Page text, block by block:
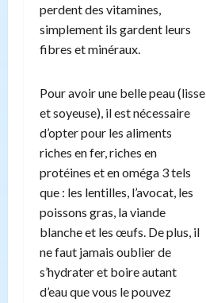
perdent des vitamines,
simplement ils gardent leurs
fibres et minéraux.
Pour avoir une belle peau (lisse
et soyeuse), il est nécessaire
d’opter pour les aliments
riches en fer, riches en
protéines et en oméga 3 tels
que : les lentilles, l’avocat, les
poissons gras, la viande
blanche et les œufs. De plus, il
ne faut jamais oublier de
s’hydrater et boire autant
d’eau que vous le pouvez